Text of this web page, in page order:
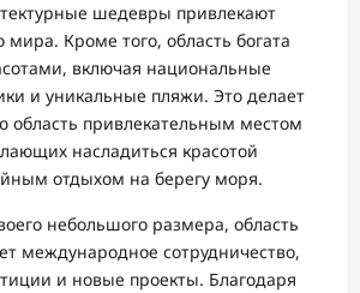
шедевры привлекают
мира. Кроме того, область богата
включая национальные
и уникальные пляжи. Это делает
область привлекательным местом
насладиться красотой
отдыхом на берегу моря.
небольшого размера, область
международное сотрудничество,
и новые проекты. Благодаря